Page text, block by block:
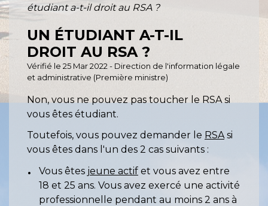
étudiant a-t-il droit au RSA ?
UN ÉTUDIANT A-T-IL
DROIT AU RSA ?
Vérifié le 25 Mar 2022 - Direction de l'information légale
et administrative (Première ministre)
Non, vous ne pouvez pas toucher le RSA si
vous êtes étudiant.
Toutefois, vous pouvez demander le RSAsi
vous êtes dans l'un des 2 cas suivants :
Vous êtes jeune actif et vous avez entre
18 et 25 ans. Vous avez exercé une activité
professionnelle pendant au moins 2 ans à